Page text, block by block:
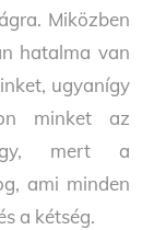
Miközben
hatalma van
ugyanígy
minket az
mert a
ami minden
a kétség.